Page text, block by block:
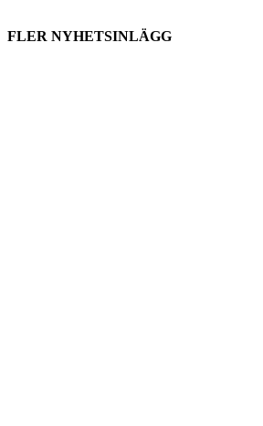
FLER NYHETSINLÄGG